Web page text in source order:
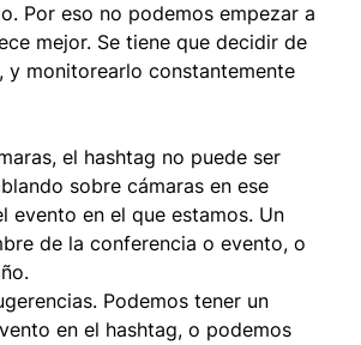
Por eso no podemos empezar a
mejor. Se tiene que decidir de
y monitorearlo constantemente
el hashtag no puede ser
sobre cámaras en ese
evento en el que estamos. Un
de la conferencia o evento, o
Podemos tener un
en el hashtag, o podemos